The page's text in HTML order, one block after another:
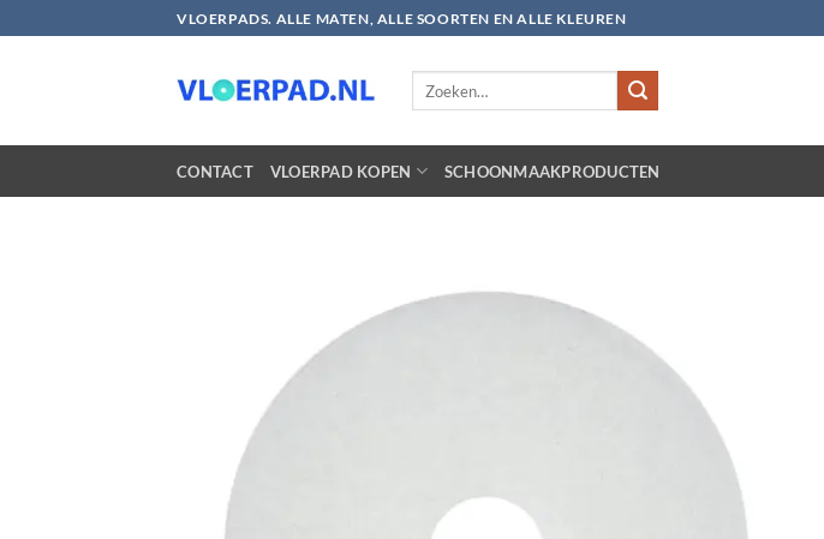
naar
VLOERPADS. ALLE MATEN, ALLE SOORTEN EN ALLE KLEUREN
CONTACT VLOERPAD KOPEN SCHOONMAAKPRODUCTEN